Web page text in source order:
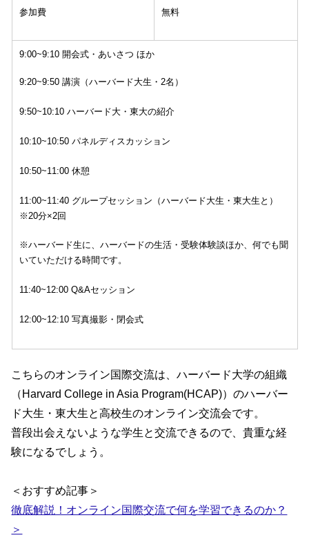
参加費 無料
9:00~9:10 開会式・あいさつ ほか
9:20~9:50 講演（ハーバード大生・2名）
9:50~10:10 ハーバード大・東大の紹介
10:10~10:50 パネルディスカッション
10:50~11:00 休憩
11:00~11:40 グループセッション（ハーバード大生・東大生と）
※20分×2回
※ハーバード生に、ハーバードの生活・受験体験談ほか、何でも聞
いていただける時間です。
11:40~12:00 Q&Aセッション
12:00~12:10 写真撮影・閉会式
こちらのオンライン国際交流は、ハーバード大学の組織
（Harvard College in Asia Program(HCAP)）のハーバー
ド大生・東大生と高校生のオンライン交流会です。
普段出会えないような学生と交流できるので、貴重な経
験になるでしょう。
＜おすすめ記事＞
徹底解説！オンライン国際交流で何を学習できるのか？
＞